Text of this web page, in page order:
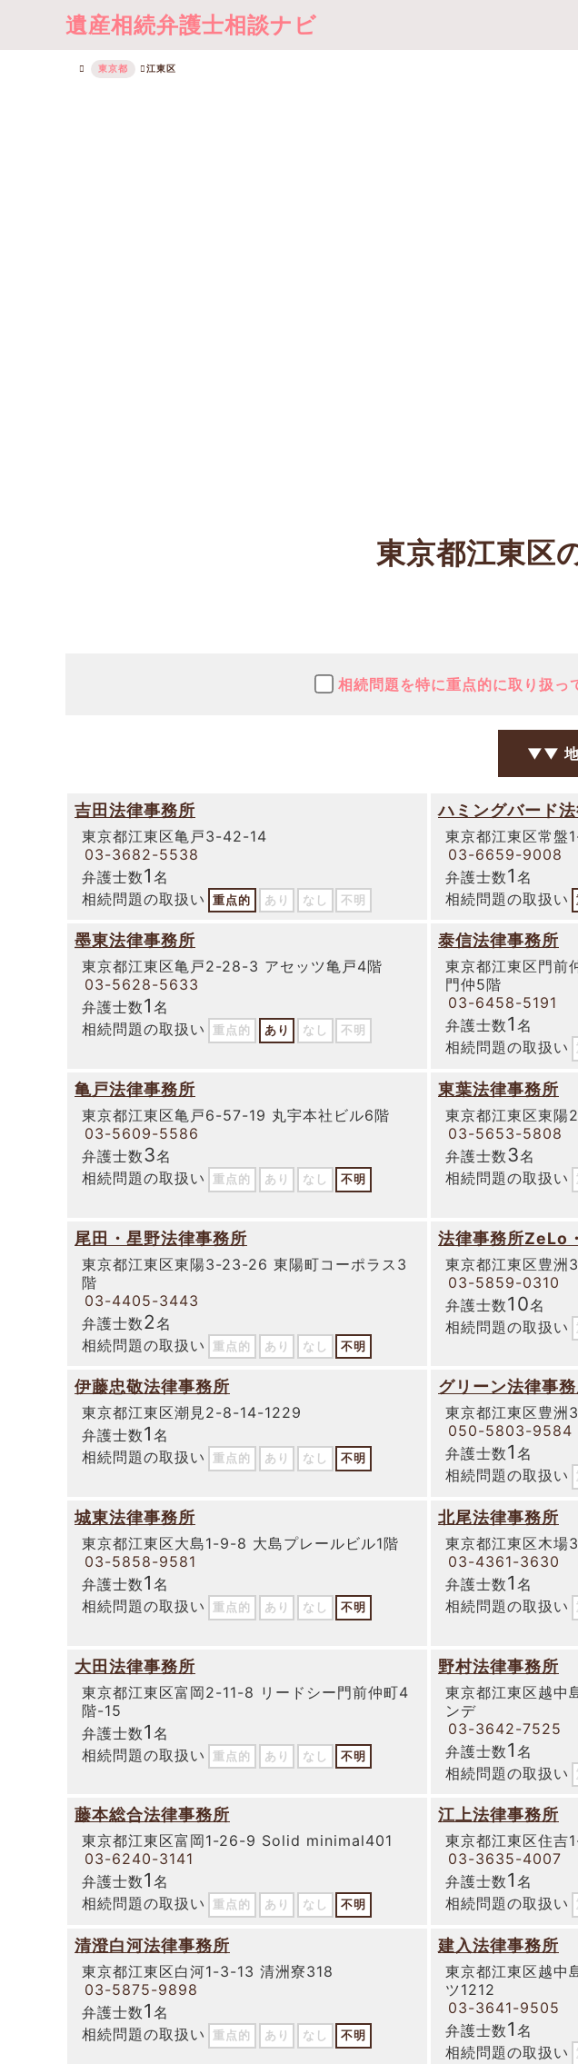
遺産相続弁護士相談ナビ
東京都 江東区
東京都江東区
相続問題を特に重点的に取り扱
▼▼ 地
吉田法律事務所
東京都江東区亀戸3-42-14
03-3682-5538
弁護士数1 名
相続問題の取扱い
重点的 あり なし 不明
ハミングバード
東京都江東区常盤
03-6659-9008
弁護士数1 名
相続問題の取扱い
墨東法律事務所
東京都江東区亀戸2-28-3 アセッツ亀戸4階
03-5628-5633
弁護士数1 名
相続問題の取扱い
重点的 あり なし 不明
泰信法律事務所
東京都江東区門前
門仲5階
03-6458-5191
弁護士数1 名
相続問題の取扱い
亀戸法律事務所
東京都江東区亀戸6-57-19 丸宇本社ビル6階
03-5609-5586
弁護士数3名
相続問題の取扱い
重点的 あり なし 不明
東葉法律事務所
東京都江東区東
03-5653-5808
弁護士数3名
相続問題の取扱い
尾田・星野法律事務所
東京都江東区東陽3-23-26 東陽町コーポラス3
階
03-4405-3443
弁護士数2名
相続問題の取扱い
重点的 あり なし 不明
法律事務所ZeLo
東京都江東区豊
03-5859-0310
弁護士数10名
相続問題の取扱い
伊藤忠敬法律事務所
東京都江東区潮見2-8-14-1229
弁護士数1 名
相続問題の取扱い
重点的 あり なし 不明
グリーン法律事
東京都江東区豊
050-5803-9584
弁護士数1 名
相続問題の取扱い
城東法律事務所
東京都江東区大島1-9-8 大島プレールビル1階
03-5858-9581
弁護士数1 名
相続問題の取扱い
重点的 あり なし 不明
北尾法律事務所
東京都江東区木
03-4361-3630
弁護士数1 名
相続問題の取扱い
大田法律事務所
東京都江東区富岡2-11-8 リードシー門前仲町4
階-15
弁護士数1 名
相続問題の取扱い
重点的 あり なし 不明
野村法律事務所
東京都江東区越
ンデ
03-3642-7525
弁護士数1 名
相続問題の取扱い
藤本総合法律事務所
東京都江東区富岡1-26-9 Solid minimal401
03-6240-3141
弁護士数1 名
相続問題の取扱い
重点的 あり なし 不明
江上法律事務所
東京都江東区住吉
03-3635-4007
弁護士数1 名
相続問題の取扱い
清澄白河法律事務所
東京都江東区白河1-3-13 清洲寮318
03-5875-9898
弁護士数1 名
相続問題の取扱い
重点的 あり なし 不明
建入法律事務所
東京都江東区越中
ツ1212
03-3641-9505
弁護士数1 名
相続問題の取扱い